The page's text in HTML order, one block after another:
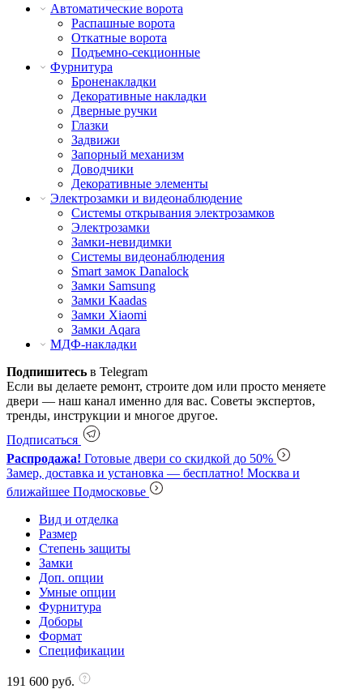
Автоматические ворота
Распашные ворота
Откатные ворота
Подъемно-секционные
Фурнитура
Броненакладки
Декоративные накладки
Дверные ручки
Глазки
Задвижи
Запорный механизм
Доводчики
Декоративные элементы
Электрозамки и видеонаблюдение
Системы открывания электрозамков
Электрозамки
Замки-невидимки
Системы видеонаблюдения
Smart замок Danalock
Замки Samsung
Замки Kaadas
Замки Xiaomi
Замки Aqara
МДФ-накладки
Подпишитесь в Telegram
Если вы делаете ремонт, строите дом или просто меняете
двери — наш канал именно для вас. Советы экспертов,
тренды, инструкции и многое другое.
Подписаться
Распродажа! Готовые двери со скидкой до 50%
Замер, доставка и установка — бесплатно! Москва и
ближайшее Подмосковье
Вид и отделка
Размер
Степень защиты
Замки
Доп. опции
Умные опции
Фурнитура
Доборы
Формат
Спецификации
191 600 руб.